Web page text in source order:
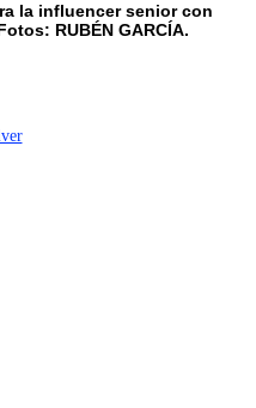
la influencer senior con
RUBÉN GARCÍA.